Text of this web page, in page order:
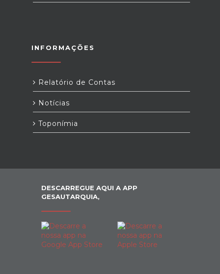
INFORMAÇÕES
Relatório de Contas
Notícias
Toponímia
DESCARREGUE AQUI A APP
GESAUTARQUIA,